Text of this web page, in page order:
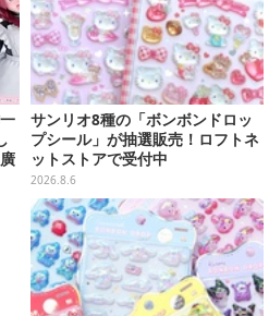
サンリオ8種の「ボンボンドロッ
プシール」が抽選販売！ロフトネ
ットストアで受付中
2026.8.6